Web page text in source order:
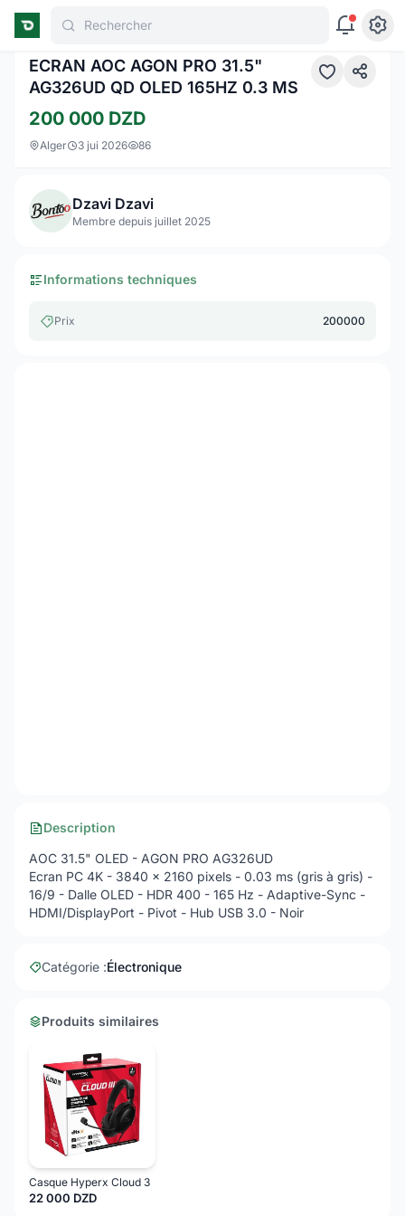
Rechercher
ECRAN AOC AGON PRO 31.5"
AG326UD QD OLED 165HZ 0.3 MS
200 000 DZD
Alger 3 jui 2026 86
Dzavi Dzavi
Membre depuis juillet 2025
Informations techniques
Prix 200000
Description
AOC 31.5" OLED - AGON PRO AG326UD
Ecran PC 4K - 3840 x 2160 pixels - 0.03 ms (gris à gris) -
16/9 - Dalle OLED - HDR 400 - 165 Hz - Adaptive-Sync -
HDMI/DisplayPort - Pivot - Hub USB 3.0 - Noir
Catégorie :Électronique
Produits similaires
Casque Hyperx Cloud 3
22 000 DZD